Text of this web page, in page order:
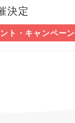
決定
ト・キャンペーン